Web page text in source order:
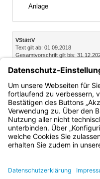
Anlage
Inhalt
VStättV
Text gilt ab: 01.09.2018
Gesamtvorschrift gilt bis:
Abschnitt 1 Höhenlage
§ 3 Versammlungsräume
Bayern.de
BayernPortal
Impressum